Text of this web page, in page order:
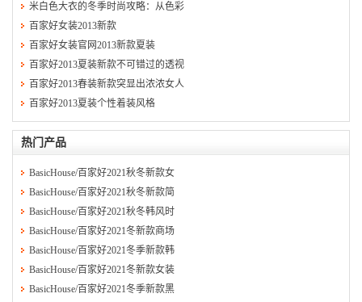
米白色大衣的冬季时尚攻略：从色彩
百家好女装2013新款
百家好女装官网2013新款夏装
百家好2013夏装新款不可错过的透视
百家好2013春装新款突显出浓浓女人
百家好2013夏装个性着装风格
热门产品
BasicHouse/百家好2021秋冬新款女
BasicHouse/百家好2021秋冬新款简
BasicHouse/百家好2021秋冬韩风时
BasicHouse/百家好2021冬新款商场
BasicHouse/百家好2021冬季新款韩
BasicHouse/百家好2021冬新款女装
BasicHouse/百家好2021冬季新款黑